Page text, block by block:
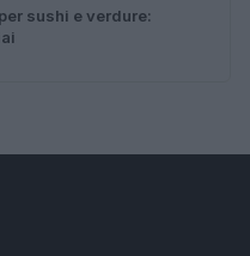
sushi e verdure: